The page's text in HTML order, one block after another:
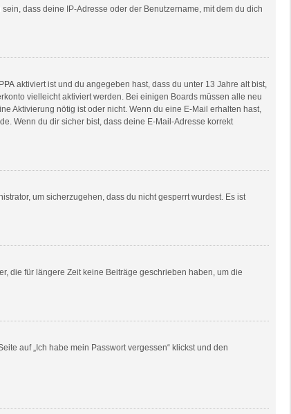
dass deine IP-Adresse oder der Benutzername, mit dem du dich
aktiviert ist und du angegeben hast, dass du unter 13 Jahre alt bist,
vielleicht aktiviert werden. Bei einigen Boards müssen alle neu
Aktivierung nötig ist oder nicht. Wenn du eine E-Mail erhalten hast,
Wenn du dir sicher bist, dass deine E-Mail-Adresse korrekt
um sicherzugehen, dass du nicht gesperrt wurdest. Es ist
die für längere Zeit keine Beiträge geschrieben haben, um die
auf „Ich habe mein Passwort vergessen“ klickst und den